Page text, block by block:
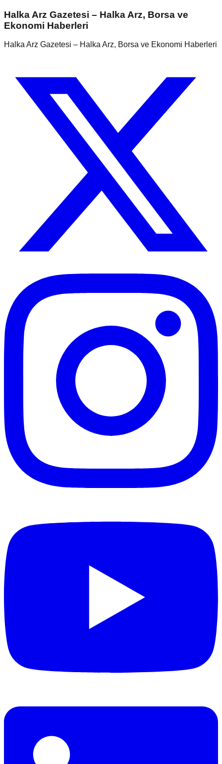
Halka Arz Gazetesi – Halka Arz, Borsa ve
Ekonomi Haberleri
Halka Arz Gazetesi – Halka Arz, Borsa ve Ekonomi Haberleri